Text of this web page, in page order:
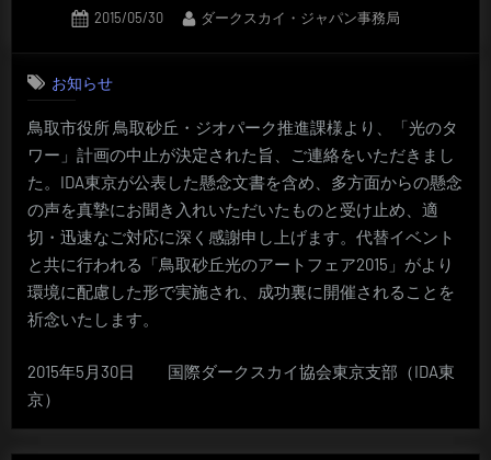
Posted
2015/05/30 By
ダークスカイ・ジャパン事務局
お知らせ
鳥取市役所 鳥取砂丘・ジオパーク推進課様より、「光のタ
ワー」計画の中止が決定された旨、ご連絡をいただきまし
た。IDA東京が公表した懸念文書を含め、多方面からの懸念
の声を真摯にお聞き入れいただいたものと受け止め、適
切・迅速なご対応に深く感謝申し上げます。代替イベント
と共に行われる「鳥取砂丘光のアートフェア2015」がより
環境に配慮した形で実施され、成功裏に開催されることを
祈念いたします。
2015年5月30日 国際ダークスカイ協会東京支部（IDA東
京）